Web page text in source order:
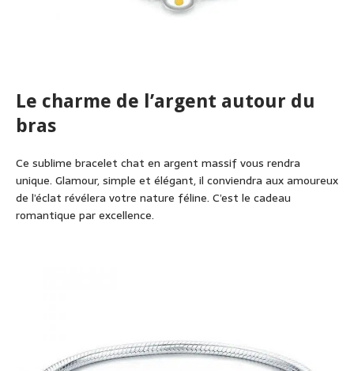
Le charme de l’argent autour du
bras
Ce sublime bracelet chat en argent massif vous rendra
unique. Glamour, simple et élégant, il conviendra aux amoureux
de l’éclat révélera votre nature féline. C’est le cadeau
romantique par excellence.